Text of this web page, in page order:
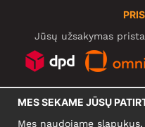
Jūsų užsakymas
MES SEKAME JŪSŲ
Mes naudojame